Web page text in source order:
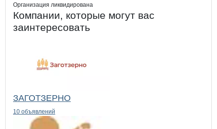
Организация ликвидирована
Компании, которые могут вас
заинтересовать
ЗАГОТЗЕРНО
10 объявлений